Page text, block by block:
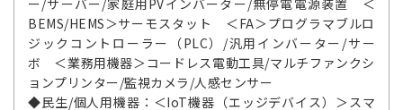
ー/サーバー/家庭用PVインバーター/無停電電源装置 ＜
BEMS/HEMS＞サーモスタット ＜FA＞プログラマブルロ
ジックコントローラー（PLC）/汎用インバーター/サー
ボ ＜業務用機器＞コードレス電動工具/マルチファンクシ
ョンプリンター/監視カメラ/人感センサー
◆民生/個人用機器：＜IoT機器（エッジデバイス）＞スマ